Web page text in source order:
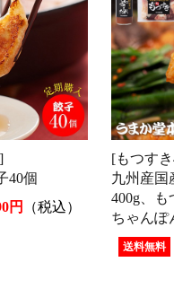
40個
円
（税込）
[もつす
九州産国
400g、も
ちゃんぽ
送料無料